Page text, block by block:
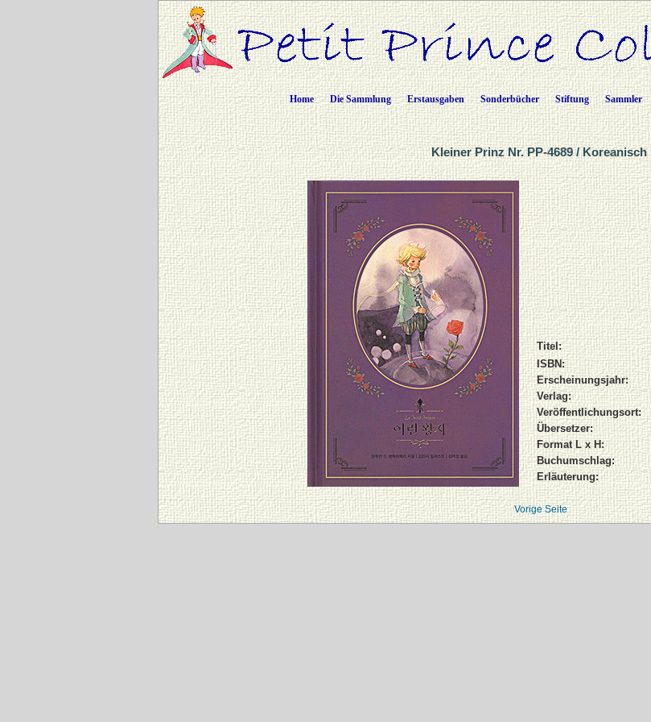
Home Die Sammlung Erstausgaben Sonderbücher Stiftung Sammler
Kleiner Prinz Nr. PP-4689 / Koreanisch
Titel:
ISBN:
Erscheinungsjahr:
Verlag:
Veröffentlichungsort:
Übersetzer:
Format L x H:
Buchumschlag:
Erläuterung:
Vorige Seite